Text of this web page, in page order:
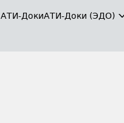
АТИ-ДокиАТИ-Доки (ЭДО)